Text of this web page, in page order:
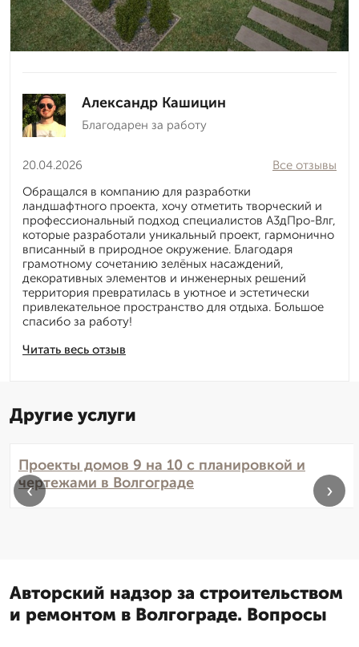
Александр Кашицин
Благодарен за работу
20.04.2026
Читать весь отзыв
Все отзывы
Обращался в компанию для разработки
ландшафтного проекта, хочу отметить творческий и
профессиональный подход специалистов А3дПро-Влг,
которые разработали уникальный проект, гармонично
вписанный в природное окружение. Благодаря
грамотному сочетанию зелёных насаждений,
декоративных элементов и инженерных решений
территория превратилась в уютное и эстетически
привлекательное пространство для отдыха. Большое
спасибо за работу!
Другие услуги
Проекты домов 9 на 10 с планировкой и
чертежами в Волгограде
‹ ›
Авторский надзор за строительством
и ремонтом в Волгограде. Вопросы